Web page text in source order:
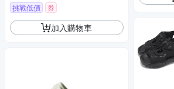
挑戰低價
券
加入購物車